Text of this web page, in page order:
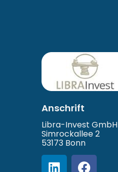
Anschrift
Libra-Invest GmbH
Simrockallee 2
53173 Bonn